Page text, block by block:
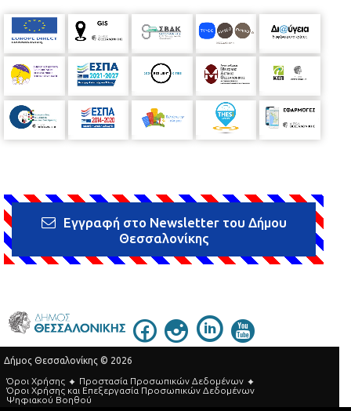
Εγγραφή στο Newsletter του Δήμου
Θεσσαλονίκης
Δήμος Θεσσαλονίκης © 2026
Όροι Χρήσης
Προστασία Προσωπικών Δεδομένων
Όροι Xρήσης και Eπεξεργασία Προσωπικών Δεδομένων
Ψηφιακού Βοηθού